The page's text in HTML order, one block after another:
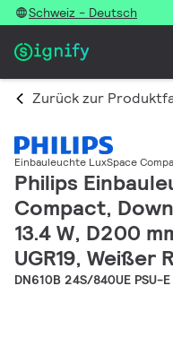
Schweiz - Deutsch
Zurück zur
Einbauleuchte LuxSpace
Philips
Compact,
13.4 W, D200
UGR19, Weißer
DN610B 24S/840UE PSU-E